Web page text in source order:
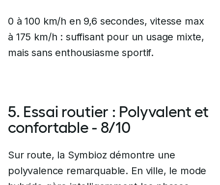
0 à 100 km/h en 9,6 secondes, vitesse max
à 175 km/h : suffisant pour un usage mixte,
mais sans enthousiasme sportif.
5. Essai routier : Polyvalent et
confortable - 8/10
Sur route, la Symbioz démontre une
polyvalence remarquable. En ville, le mode